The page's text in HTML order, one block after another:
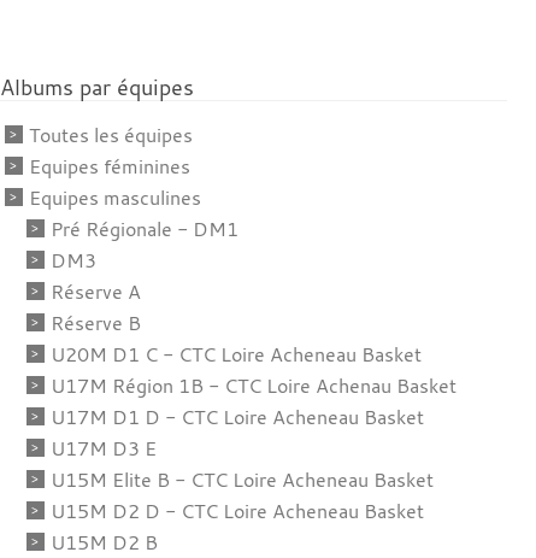
Albums par équipes
Toutes les équipes
Equipes féminines
Equipes masculines
Pré Régionale - DM1
DM3
Réserve A
Réserve B
U20M D1 C - CTC Loire Acheneau Basket
U17M Région 1B - CTC Loire Achenau Basket
U17M D1 D - CTC Loire Acheneau Basket
U17M D3 E
U15M Elite B - CTC Loire Acheneau Basket
U15M D2 D - CTC Loire Acheneau Basket
U15M D2 B